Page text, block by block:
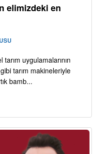
elimizdeki en
uygulamalarının
tarım makineleriyle
bamb...